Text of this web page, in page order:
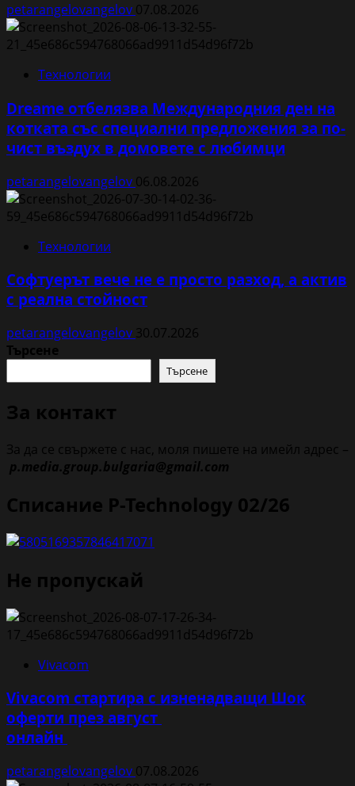
petarangelovangelov 07.08.2026
Технологии
Dreame отбелязва Международния ден на
котката със специални предложения за по-
чист въздух в домовете с любимци
petarangelovangelov 06.08.2026
Технологии
Софтуерът вече не е просто разход, а актив
с реална стойност
petarangelovangelov 30.07.2026
Търсене
Търсене
За контакт
За да се свържете с нас, моля пишете на имейл адрес –
p.media.group.bulgaria@gmail.com
Списание P-Technology 02/26
Не пропускай
Vivacom
Vivacom стартира с изненадващи Шок
оферти през август
онлайн
petarangelovangelov 07.08.2026